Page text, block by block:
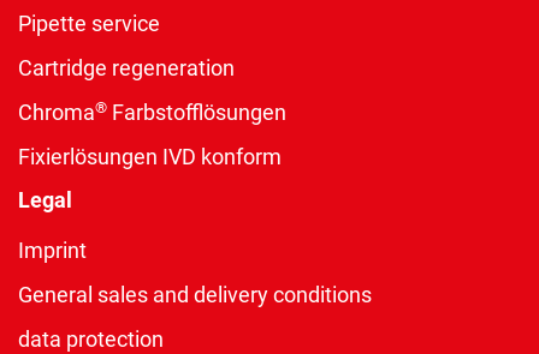
Pipette service
Cartridge regeneration
Chroma® Farbstofflösungen
Fixierlösungen IVD konform
Legal
Imprint
General sales and delivery conditions
data protection